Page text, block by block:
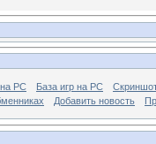
PC База игр на РС
Добавить новость